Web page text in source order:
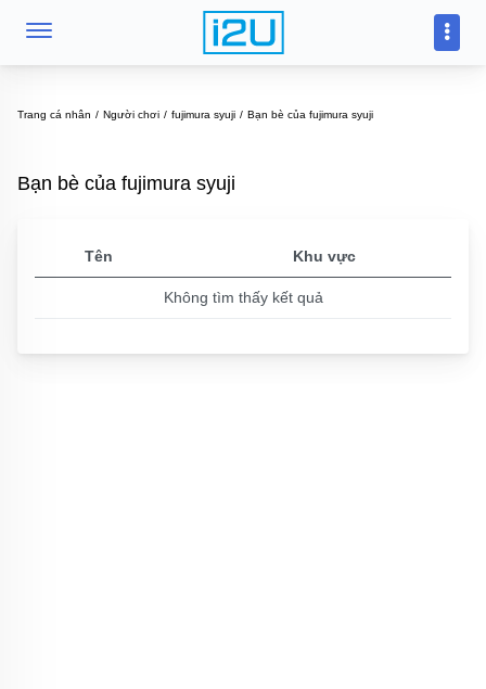
Trang cá nhân Người chơi fujimura syuji Bạn bè của fujimura syuji
Bạn bè của fujimura syuji
Tên Khu vực
Không tìm thấy kết quả